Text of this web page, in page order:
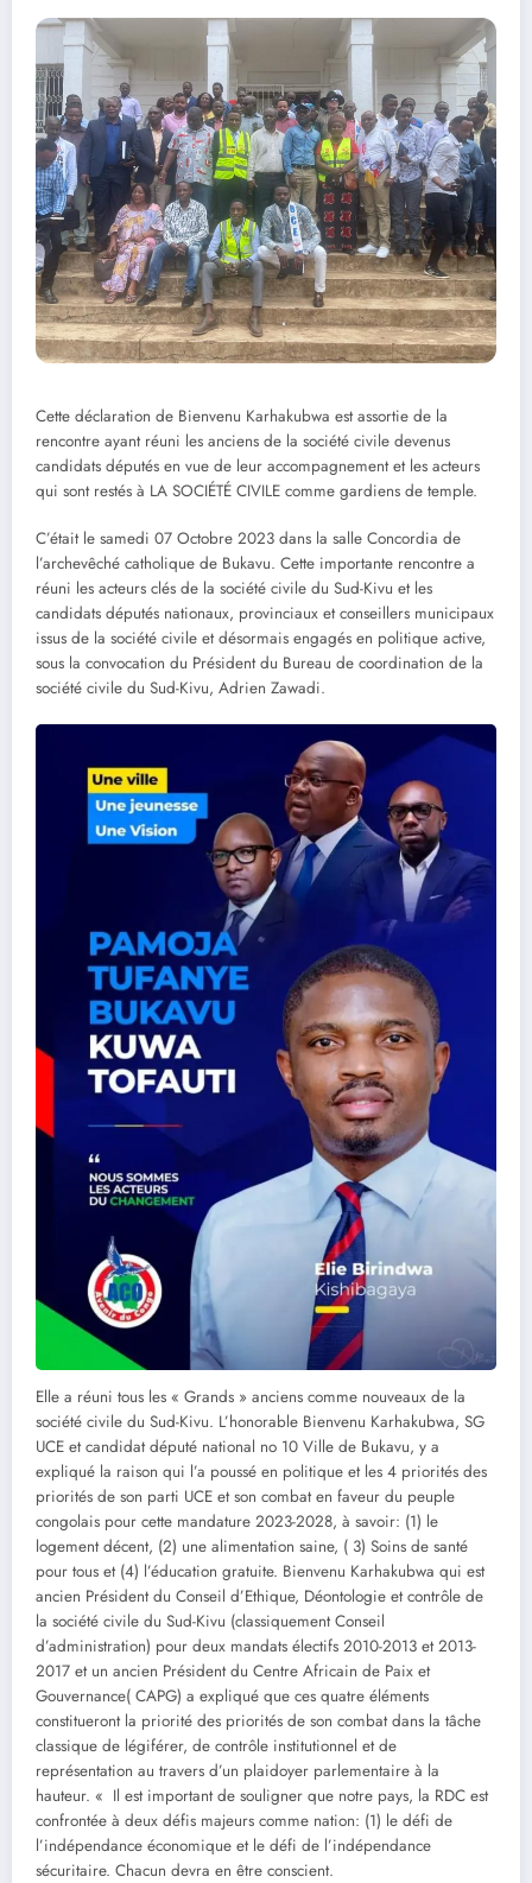
Cette déclaration de Bienvenu Karhakubwa est assortie de la
rencontre ayant réuni les anciens de la société civile devenus
candidats députés en vue de leur accompagnement et les acteurs
qui sont restés à LA SOCIÉTÉ CIVILE comme gardiens de temple.
C’était le samedi 07 Octobre 2023 dans la salle Concordia de
l’archevêché catholique de Bukavu. Cette importante rencontre a
réuni les acteurs clés de la société civile du Sud-Kivu et les
candidats députés nationaux, provinciaux et conseillers municipaux
issus de la société civile et désormais engagés en politique active,
sous la convocation du Président du Bureau de coordination de la
société civile du Sud-Kivu, Adrien Zawadi.
Elle a réuni tous les « Grands » anciens comme nouveaux de la
société civile du Sud-Kivu. L’honorable Bienvenu Karhakubwa, SG
UCE et candidat député national no 10 Ville de Bukavu, y a
expliqué la raison qui l’a poussé en politique et les 4 priorités des
priorités de son parti UCE et son combat en faveur du peuple
congolais pour cette mandature 2023-2028, à savoir: (1) le
logement décent, (2) une alimentation saine, ( 3) Soins de santé
pour tous et (4) l’éducation gratuite. Bienvenu Karhakubwa qui est
ancien Président du Conseil d’Ethique, Déontologie et contrôle de
la société civile du Sud-Kivu (classiquement Conseil
d’administration) pour deux mandats électifs 2010-2013 et 2013-
2017 et un ancien Président du Centre Africain de Paix et
Gouvernance( CAPG) a expliqué que ces quatre éléments
constitueront la priorité des priorités de son combat dans la tâche
classique de légiférer, de contrôle institutionnel et de
représentation au travers d’un plaidoyer parlementaire à la
hauteur. « Il est important de souligner que notre pays, la RDC est
confrontée à deux défis majeurs comme nation: (1) le défi de
l’indépendance économique et le défi de l’indépendance
sécuritaire. Chacun devra en être conscient.